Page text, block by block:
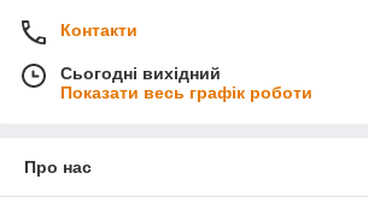
Контакти
Сьогодні вихідний
Показати весь графік роботи
Про нас